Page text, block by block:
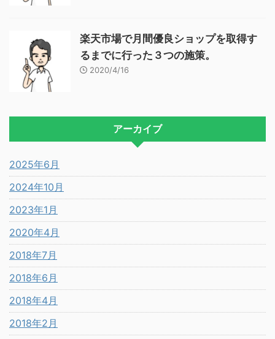
楽天市場で月間優良ショップを取得す
るまでに行った３つの施策。
2020/4/16
アーカイブ
2025年6月
2024年10月
2023年1月
2020年4月
2018年7月
2018年6月
2018年4月
2018年2月